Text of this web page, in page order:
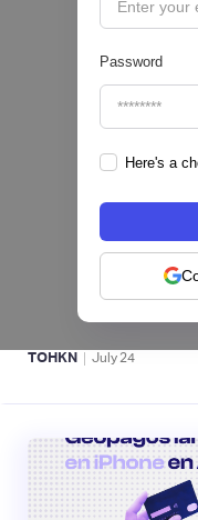
Password
Here's a
Fintech
para invertir
UU. y
ACTIVOS
TOHKN | July 24